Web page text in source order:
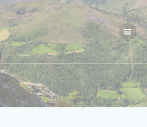
Passer
au
contenu